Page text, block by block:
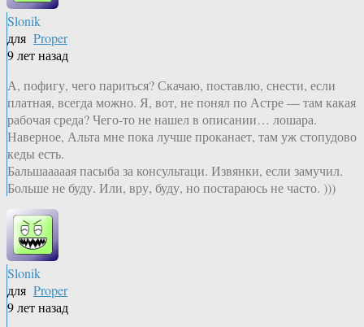
Slonik
для Proper
9 лет назад
А, пофигу, чего париться? Скачаю, поставлю, снести, если
платная, всегда можно. Я, вот, не понял по Астре — там какая
рабочая среда? Чего-то не нашел в описании… лошара.
Наверное, Альта мне пока лучше проканает, там уж стопудово
кеды есть.
Бальшааааая пасыба за консультаци. Извянки, если замучил.
Больше не буду. Или, вру, буду, но постараюсь не часто. )))
Slonik
для Proper
9 лет назад